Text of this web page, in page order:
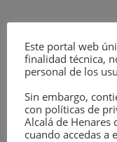
Estimulación
musicales,
con objetos
musicales y
Este portal web
finalidad técnica,
personal de los
Sin embargo,
con políticas de
Alcalá de Henares
cuando accedas a